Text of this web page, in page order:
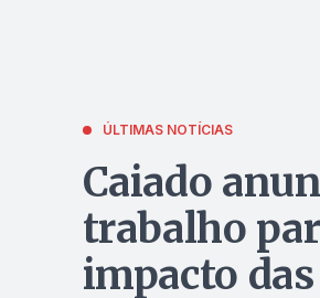
ÚLTIMAS NOTÍCIAS
Caiado
trabalho
impacto